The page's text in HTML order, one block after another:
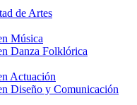
de Artes
Música
Danza Folklórica
Actuación
Diseño y Comunicación